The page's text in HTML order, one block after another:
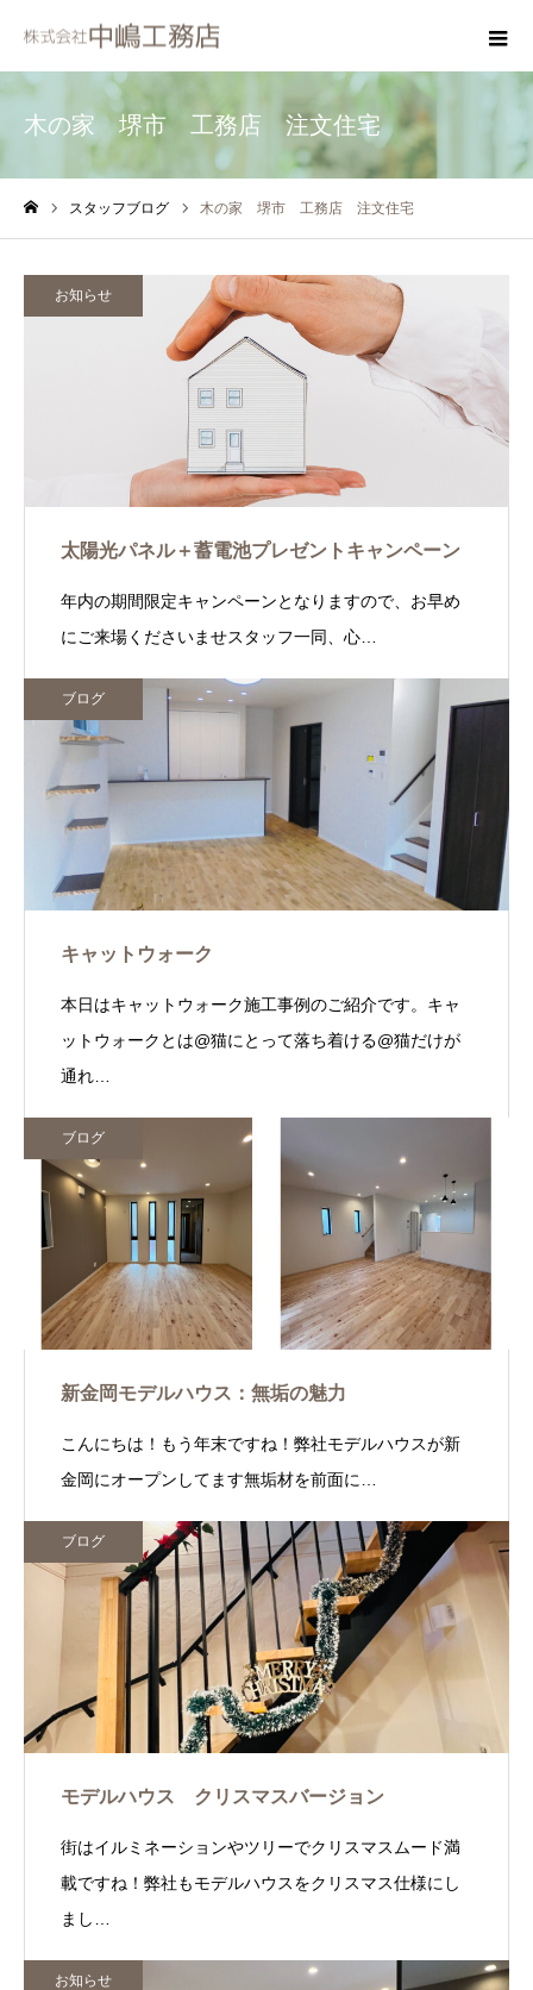
木の家 堺市 工務店 注文住宅
スタッフブログ 木の家 堺市 工務店 注文住宅
お知らせ
太陽光パネル＋蓄電池プレゼントキャンペーン
年内の期間限定キャンペーンとなりますので、お早め
にご来場くださいませスタッフ一同、心…
ブログ
キャットウォーク
本日はキャットウォーク施工事例のご紹介です。キャ
ットウォークとは@猫にとって落ち着ける@猫だけが
通れ…
ブログ
新金岡モデルハウス：無垢の魅力
こんにちは！もう年末ですね！弊社モデルハウスが新
金岡にオープンしてます無垢材を前面に…
ブログ
モデルハウス クリスマスバージョン
街はイルミネーションやツリーでクリスマスムード満
載ですね！弊社もモデルハウスをクリスマス仕様にし
まし…
お知らせ